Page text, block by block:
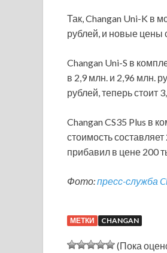
Так, Changan Uni-K в
рублей, и новые цены
Changan Uni-S в
в 2,9 млн. и 2,96 млн.
рублей, теперь стоит
Changan CS35 Plus в
стоимость
прибавил в цене 200
Фото:пресс-служба
МЕТКИ CHANGAN
(Пока